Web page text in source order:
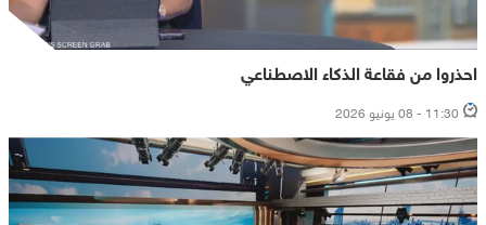
احذروا من فقاعة الذكاء الاصطناعي
11:30 - 08 يونيو 2026